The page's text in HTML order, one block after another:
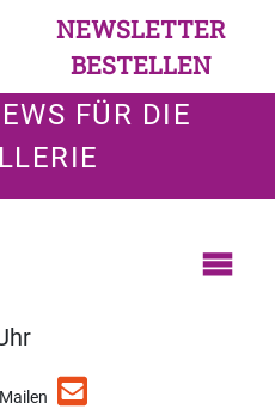
NEWSLETTER
BESTELLEN
FÜR DIE
Mailen